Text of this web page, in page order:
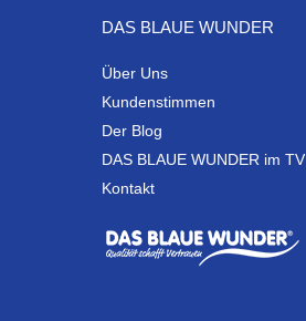
DAS BLAUE WUNDER
Über Uns
Kundenstimmen
Der Blog
DAS BLAUE WUNDER im TV
Kontakt